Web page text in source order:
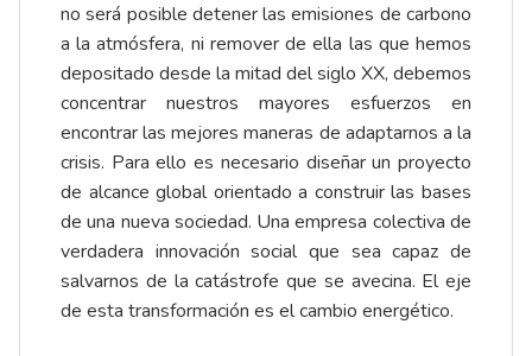
no será posible detener las emisiones de carbono
a la atmósfera, ni remover de ella las que hemos
depositado desde la mitad del siglo XX, debemos
concentrar nuestros mayores esfuerzos en
encontrar las mejores maneras de adaptarnos a la
crisis. Para ello es necesario diseñar un proyecto
de alcance global orientado a construir las bases
de una nueva sociedad. Una empresa colectiva de
verdadera innovación social que sea capaz de
salvarnos de la catástrofe que se avecina. El eje
de esta transformación es el cambio energético.